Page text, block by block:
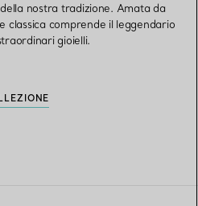
nostra tradizione. Amata da
classica comprende il leggendario
gioielli.